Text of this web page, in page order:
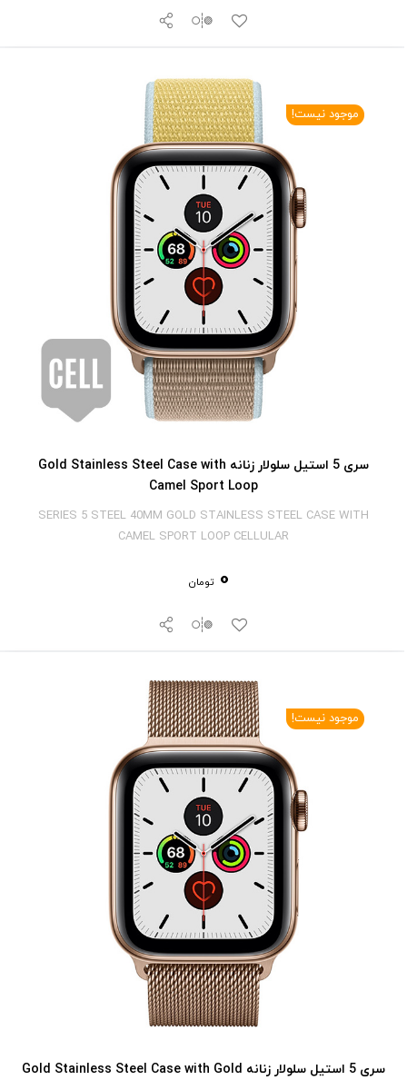
موجود نیست!
سری 5 استیل سلولار زنانه Gold Stainless Steel Case with
Camel Sport Loop
SERIES 5 STEEL 40MM GOLD STAINLESS STEEL CASE WITH
CAMEL SPORT LOOP CELLULAR
0 تومان
موجود نیست!
سری 5 استیل سلولار زنانه Gold Stainless Steel Case with Gold